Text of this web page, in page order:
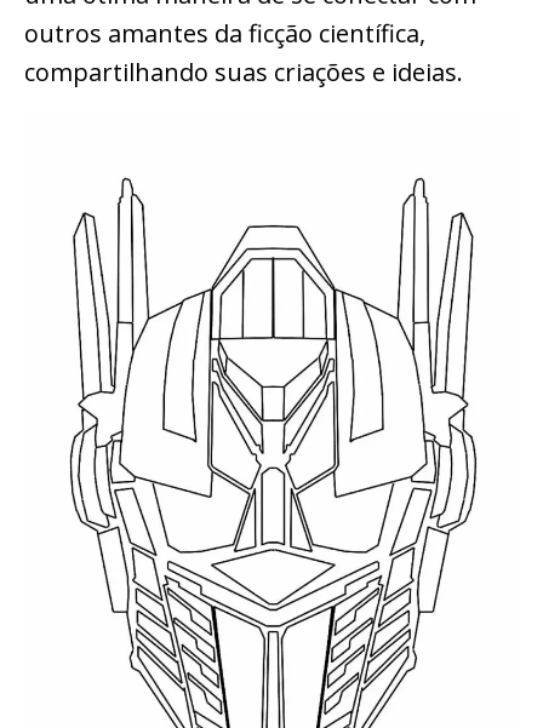
outros amantes da ficção científica,
compartilhando suas criações e ideias.